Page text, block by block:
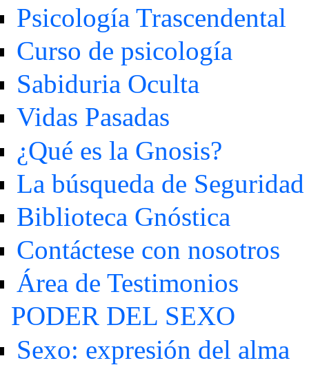
Psicología Trascendental
Curso de psicología
Sabiduria Oculta
Vidas Pasadas
¿Qué es la Gnosis?
La búsqueda de Seguridad
Biblioteca Gnóstica
Contáctese con nosotros
Área de Testimonios
PODER DEL SEXO
Sexo: expresión del alma